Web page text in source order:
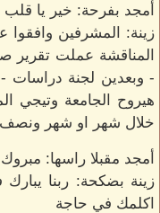
أمجد بفرحة: خير يا قلب
زينة: المشرفين وافقوا
المناقشة عملت
- وبعدين لجنة دراسات
هيروح الجامعة وتيجي
خلال شهر او شهر
أمجد مقبلا راسها:
زينة بضكحة: ربنا
اكلمك في حاجة